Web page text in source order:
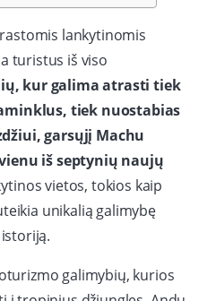
lankytinomis
turistus iš viso
kur galima atrasti tiek
tiek nuostabias
garsųjį Machu
iš septynių naujų
vietos, tokios kaip
unikalią galimybę
galimybių, kurios